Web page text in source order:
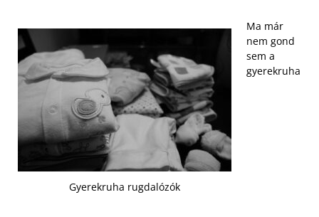
Gyerekruha rugdalózók
Ma már
nem gond
sem a
gyerekruha